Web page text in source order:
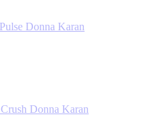
Donna Karan
Donna Karan